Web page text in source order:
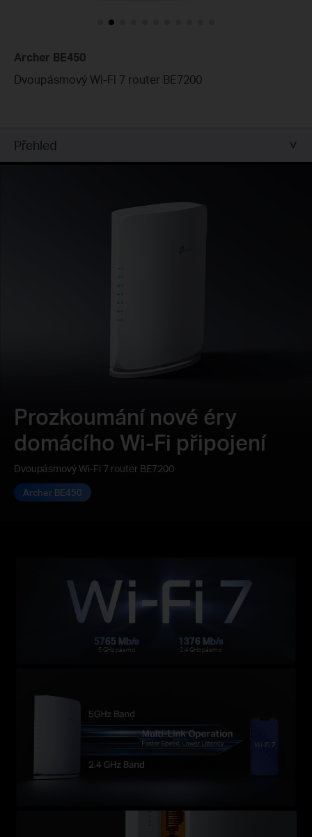
Archer BE450
Dvoupásmový Wi-Fi 7 router BE7200
Přehled
Prozkoumání nové éry
domácího Wi-Fi připojení
Dvoupásmový Wi-Fi 7 router BE7200
Archer BE450
5765 Mb/s
5 GHz pásmo
1376 Mb/s
2.4 GHz pásmo